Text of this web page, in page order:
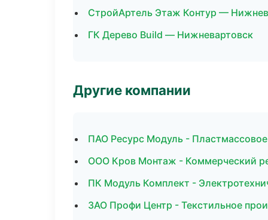
СтройАртель Этаж Контур —
ГК Дерево Build — Нижневартовск
Другие компании
ПАО Ресурс Модуль -
ООО Кров Монтаж - Коммерческий
ПК Модуль Комплект -
ЗАО Профи Центр - Текстильное